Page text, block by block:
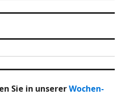
Sie in unsererWochen-